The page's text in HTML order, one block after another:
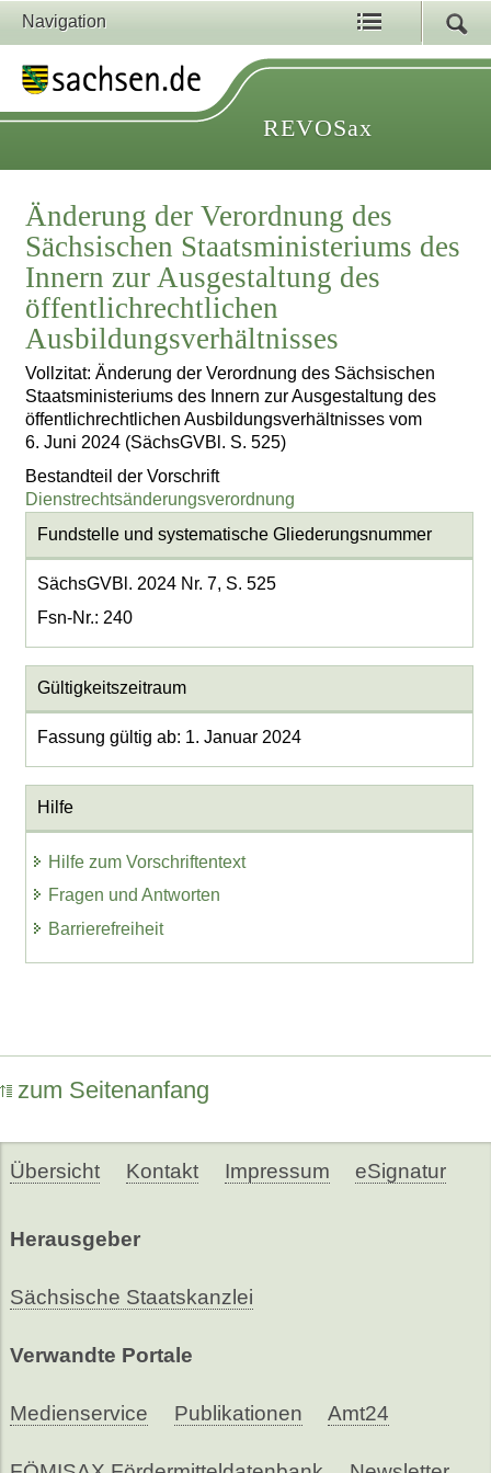
Navigation
REVOSax
Änderung der Verordnung des
Sächsischen Staatsministeriums des
Innern zur Ausgestaltung des
öffentlichrechtlichen
Ausbildungsverhältnisses
Vollzitat: Änderung der Verordnung des Sächsischen
Staatsministeriums des Innern zur Ausgestaltung des
öffentlichrechtlichen Ausbildungsverhältnisses vom
6. Juni 2024 (SächsGVBl. S. 525)
Bestandteil der Vorschrift
Dienstrechtsänderungsverordnung
Fundstelle und systematische Gliederungsnummer
SächsGVBl. 2024 Nr. 7, S. 525
Fsn-Nr.: 240
Gültigkeitszeitraum
Fassung gültig ab: 1. Januar 2024
Hilfe
Hilfe zum Vorschriftentext
Fragen und Antworten
Barrierefreiheit
zum Seitenanfang
Übersicht Kontakt Impressum eSignatur
Herausgeber
Sächsische Staatskanzlei
Verwandte Portale
Medienservice Publikationen Amt24